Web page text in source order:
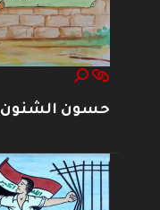
حسون الشنون